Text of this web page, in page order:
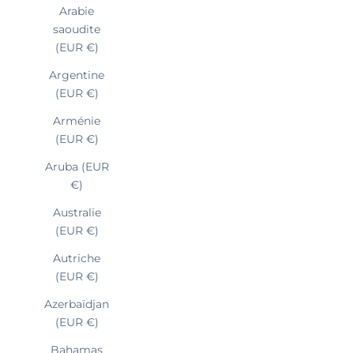
Arabie
saoudite
(EUR €)
Argentine
(EUR €)
Arménie
(EUR €)
Aruba (EUR
€)
Australie
(EUR €)
Autriche
(EUR €)
Azerbaïdjan
(EUR €)
Bahamas